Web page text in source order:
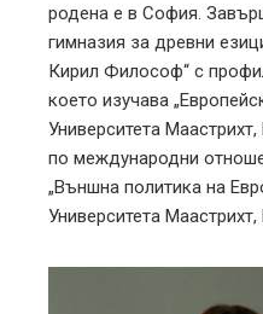
родена е в София.
гимназия за древни
Кирил Философ“ с
което изучава
Университета
по международни
„Външна политика на
Университета